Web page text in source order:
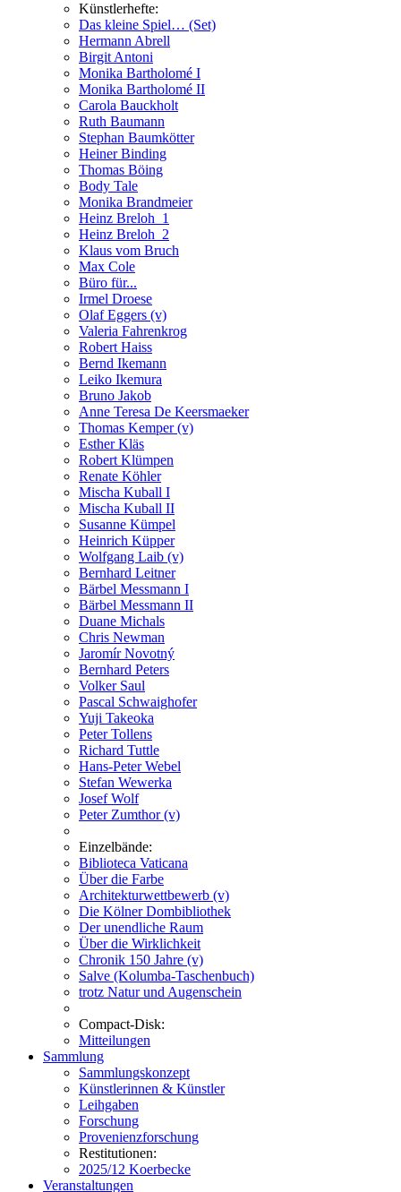
Künstlerhefte:
Das kleine Spiel… (Set)
Hermann Abrell
Birgit Antoni
Monika Bartholomé I
Monika Bartholomé II
Carola Bauckholt
Ruth Baumann
Stephan Baumkötter
Heiner Binding
Thomas Böing
Body Tale
Monika Brandmeier
Heinz Breloh_1
Heinz Breloh_2
Klaus vom Bruch
Max Cole
Büro für...
Irmel Droese
Olaf Eggers (v)
Valeria Fahrenkrog
Robert Haiss
Bernd Ikemann
Leiko Ikemura
Bruno Jakob
Anne Teresa De Keersmaeker
Thomas Kemper (v)
Esther Kläs
Robert Klümpen
Renate Köhler
Mischa Kuball I
Mischa Kuball II
Susanne Kümpel
Heinrich Küpper
Wolfgang Laib (v)
Bernhard Leitner
Bärbel Messmann I
Bärbel Messmann II
Duane Michals
Chris Newman
Jaromír Novotný
Bernhard Peters
Volker Saul
Pascal Schwaighofer
Yuji Takeoka
Peter Tollens
Richard Tuttle
Hans-Peter Webel
Stefan Wewerka
Josef Wolf
Peter Zumthor (v)
Einzelbände:
Biblioteca Vaticana
Über die Farbe
Architekturwettbewerb (v)
Die Kölner Dombibliothek
Der unendliche Raum
Über die Wirklichkeit
Chronik 150 Jahre (v)
Salve (Kolumba-Taschenbuch)
trotz Natur und Augenschein
Compact-Disk:
Mitteilungen
Sammlung
Sammlungskonzept
Künstlerinnen & Künstler
Leihgaben
Forschung
Provenienzforschung
Restitutionen:
2025/12 Koerbecke
Veranstaltungen